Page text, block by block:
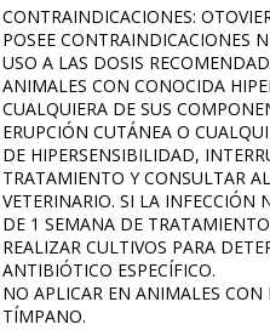
CONTRAINDICACIONES:
POSEE CONTRAINDICACIONES
USO A LAS DOSIS
ANIMALES CON CONOCIDA
CUALQUIERA DE SUS
ERUPCIÓN CUTÁNEA O
DE HIPERSENSIBILIDAD,
TRATAMIENTO Y CONSULTAR
VETERINARIO. SI LA INFECCIÓN
DE 1 SEMANA DE
REALIZAR CULTIVOS PARA
ANTIBIÓTICO ESPECÍFICO.
NO APLICAR EN ANIMALES CON
TÍMPANO.